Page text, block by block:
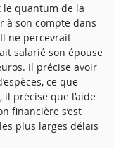
quantum de la
à son compte dans
ne percevrait
salarié son épouse
Il précise avoir
ce que
précise que l’aide
financière s’est
plus larges délais